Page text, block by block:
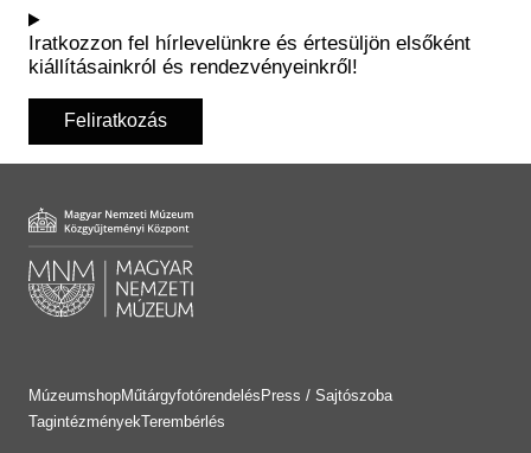
Iratkozzon fel hírlevelünkre és értesüljön elsőként
kiállításainkról és rendezvényeinkről!
Feliratkozás
MúzeumshopMűtárgyfotórendelés Press / Sajtószoba
TagintézményekTerembérlés